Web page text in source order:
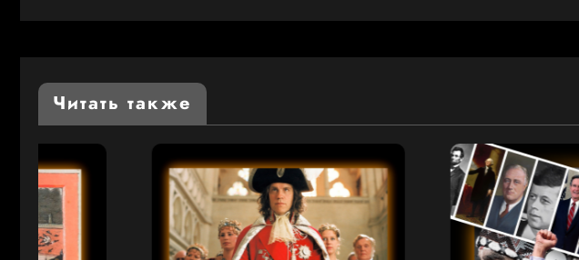
Читать также